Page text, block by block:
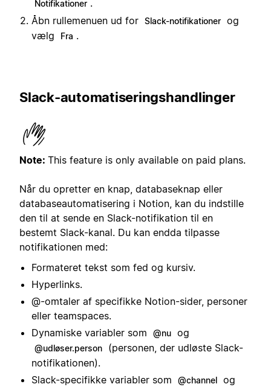
Notifikationer .
Åbn rullemenuen ud for Slack-notifikationer og
vælg
Fra .
Slack-automatiseringshandlinger
Note: This feature is only available on paid plans.
Når du opretter en knap, databaseknap eller
databaseautomatisering i Notion, kan du indstille
den til at sende en Slack-notifikation til en
bestemt Slack-kanal. Du kan endda tilpasse
notifikationen med:
Formateret tekst som fed og kursiv.
Hyperlinks.
@-omtaler af specifikke Notion-sider, personer
eller teamspaces.
Dynamiske variabler som
@nu og
@udløser.person
(personen, der udløste Slack-
notifikationen).
Slack-specifikke variabler som
@channel og